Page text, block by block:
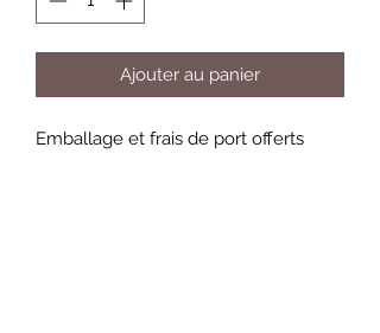
Ajouter au panier
Emballage et frais de port offerts